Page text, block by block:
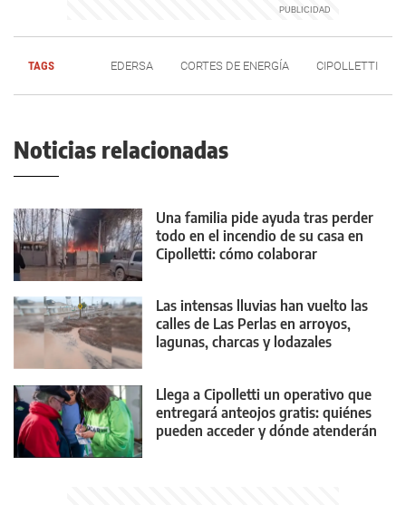
TAGS EDERSA CORTES DE ENERGÍA CIPOLLETTI
Noticias relacionadas
Una familia pide ayuda tras perder
todo en el incendio de su casa en
Cipolletti: cómo colaborar
Las intensas lluvias han vuelto las
calles de Las Perlas en arroyos,
lagunas, charcas y lodazales
Llega a Cipolletti un operativo que
entregará anteojos gratis: quiénes
pueden acceder y dónde atenderán